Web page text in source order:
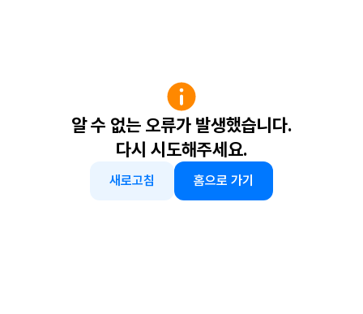
알 수 없는 오류가 발생했습니다.
다시 시도해주세요.
새로고침 홈으로 가기